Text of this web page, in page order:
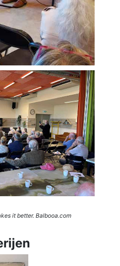
it better. Balbooa.com